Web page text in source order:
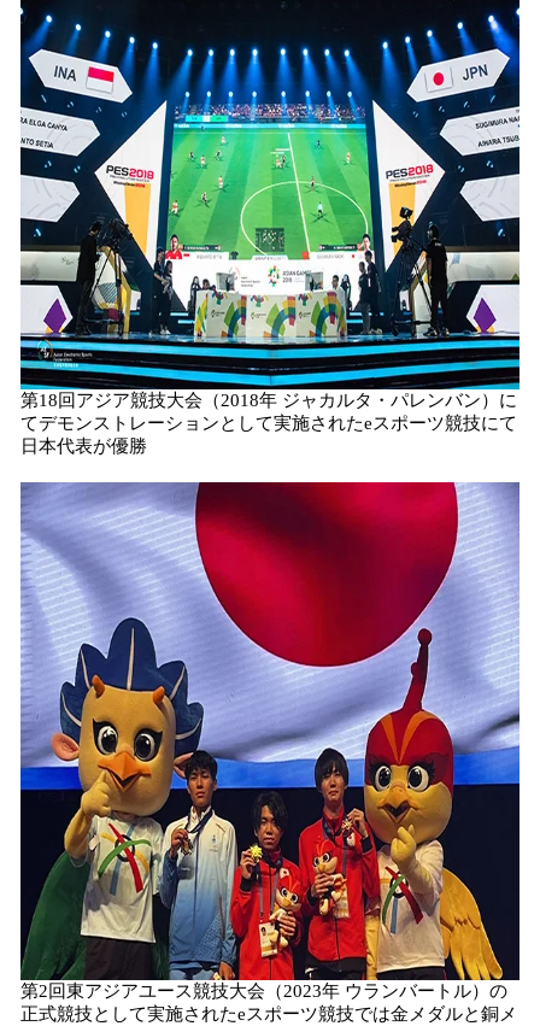
第18回アジア競技大会（2018年 ジャカルタ・パレンバン）に
てデモンストレーションとして実施されたeスポーツ競技にて
日本代表が優勝
第2回東アジアユース競技大会（2023年 ウランバートル）の
正式競技として実施されたeスポーツ競技では金メダルと銅メ